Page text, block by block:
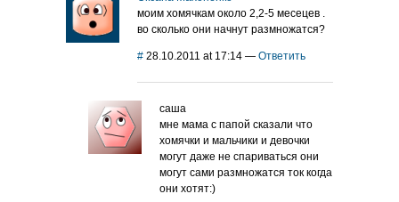
моим хомячкам около 2,2-5 месецев .
во сколько они начнут размножатся?
# 28.10.2011 at 17:14 — Ответить
саша
мне мама с папой сказали что
хомячки и мальчики и девочки
могут даже не спариваться они
могут сами размножатся ток когда
они хотят:)